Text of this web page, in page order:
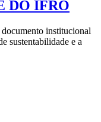
DO IFRO
institucional
sustentabilidade e a